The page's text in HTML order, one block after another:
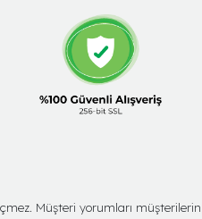
Müşteri yorumları